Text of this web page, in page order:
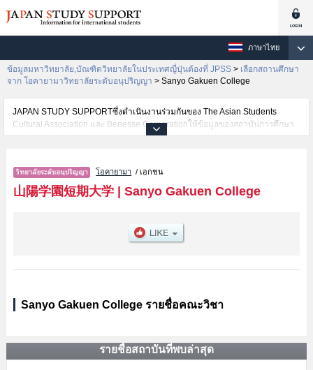
ภาษาไทย
ข้อมูลมหาวิทยาลัย,บัณฑิตวิทยาลัยในประเทศญี่ปุ่นต้องที่ JPSS > เลือกสถานศึกษา
จาก โอคายามาวิทยาลัยระดับอนุปริญญา > Sanyo Gakuen College
JAPAN STUDY SUPPORTซึ่งดำเนินงานร่วมกันของ The Asian Students
Cultural Association และ Benesse Corporationให้ข้อมูลของสถาบันการศึกษา
ระดับมหาวิทยาลัย・บัณฑิตวิทยาลัย・วิทยาลัยระดับอนุปริญญา・วิทยาลัย
ต่างชาติเช่นข้อมูลของแต่ละคณะ,ข้อมูลการสอบคัดเลือกเข้าศึกษาเช่นจำนวนคน
ที่รับสมัครหรือจำนวนคนที่ผ่านการสอบคัดเลือกเป็นต้น,แนะนำสถานที่,การเดิน
ทางเป็นต้นไว้ด้วยดังนั้นขอเชิญใช้บริการค้นหาข้อมูลตามอัธยาศัย
โอคายามา / เอกชน
山陽学園短期大学| Sanyo Gakuen College
Sanyo Gakuen College รายชื่อคณะวิชา
รายชื่อสถาบันที่พบล่าสุด